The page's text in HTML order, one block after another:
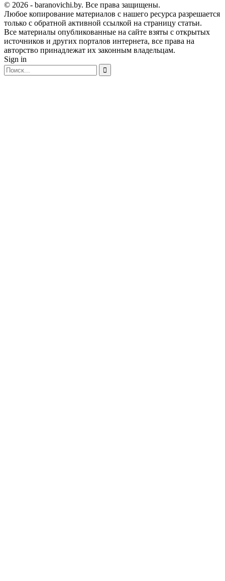
© 2026 - baranovichi.by. Все права защищены.
Любое копирование материалов с нашего ресурса разрешается
только с обратной активной ссылкой на страницу статьи.
Все материалы опубликованные на сайте взяты с открытых
источников и других порталов интернета, все права на
авторство принадлежат их законным владельцам.
Sign in